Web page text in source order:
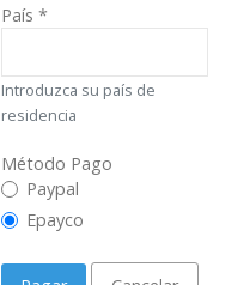
País *
Introduzca su país de
residencia
Método Pago
Método Pago
Paypal
Epayco